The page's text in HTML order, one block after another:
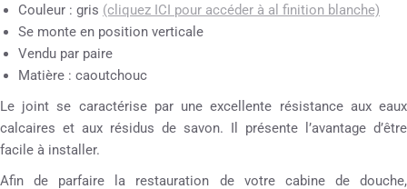
Couleur : gris (cliquez ICI pour accéder à al finition blanche)
Se monte en position verticale
Vendu par paire
Matière : caoutchouc
Le joint se caractérise par une excellente résistance aux eaux
calcaires et aux résidus de savon. Il présente l’avantage d’être
facile à installer.
Afin de parfaire la restauration de votre cabine de douche,